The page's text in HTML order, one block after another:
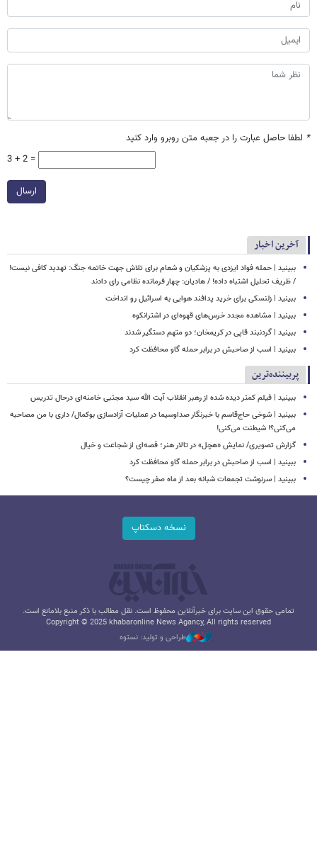
* لطفا حاصل عبارت را در جعبه متن روبرو وارد کنید
3 + 2 =
ارسال
آخرین اخبار
ببینید | حمله فواد ایزدی به پزشکیان و شعام برای تلاش جهت خاتمه جنگ: تهدید کافی نیست!
/ ظریف تحلیل اشتباه داده! / هادیان: چهار فرمانده نظامی رای دادند
ببینید | زلنسکی برای خرید پدافند هوایی به اسرائیل رو انداخت
ببینید | مشاهده مجدد خرس‌های قهوه‌ای در اشترانکوه
ببینید | گردنبند قاپی در کریمخان؛ دو متهم دستگیر شدند
ببینید | اسب از صاحبش در برابر حمله گاو محافظت کرد
پربیننده‌ترین
ببینید | فیلم کمتر دیده شده از رهبر انقلاب آیت الله سید مجتبی خامنه‌ای درحال تدریس
ببینید | شوخی حاج‌قاسم با خبرنگار صداوسیما در عملیات آزادسازی بوکمال/ داری با من مصاحبه‌
می‌کنی؟! شیطنت می‌کنی!
گزارش تصویری/ نمایش «هچل» در تالار هنر؛ قصه‌ای از شجاعت و خیال
ببینید | اسب از صاحبش در برابر حمله گاو محافظت کرد
ببینید | سرنوشت تجمعات شبانه بعد از ماه صفر چیست؟
نسخه دسکتاپ
تمامی حقوق این سایت برای خبرآنلاین محفوظ است. نقل مطالب با ذکر منبع بلامانع است.
Copyright © 2025 khabaronline News Agancy, All rights reserved
طراحی و تولید: نستوه